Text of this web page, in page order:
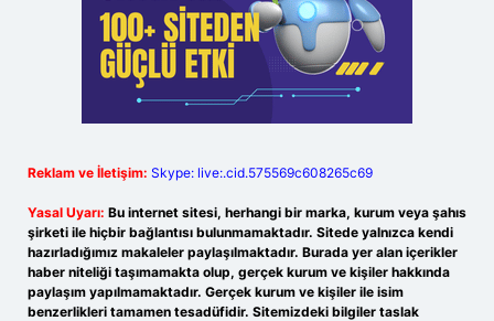
Reklam ve İletişim: Skype: live:.cid.575569c608265c69
Yasal Uyarı: Bu internet sitesi, herhangi bir marka, kurum veya şahıs
şirketi ile hiçbir bağlantısı bulunmamaktadır. Sitede yalnızca kendi
hazırladığımız makaleler paylaşılmaktadır. Burada yer alan içerikler
haber niteliği taşımamakta olup, gerçek kurum ve kişiler hakkında
paylaşım yapılmamaktadır. Gerçek kurum ve kişiler ile isim
benzerlikleri tamamen tesadüfidir. Sitemizdeki bilgiler taslak